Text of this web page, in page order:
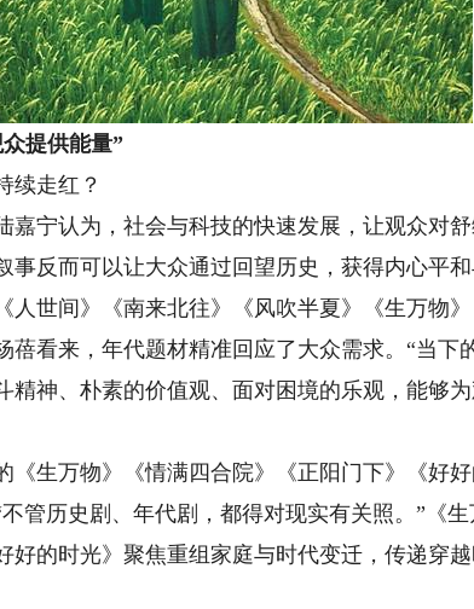
提供能量”
走红？
宁认为，社会与科技的快速发展，让观众对舒
事反而可以让大众通过回望历史，获得内心平和
世间》《南来北往》《风吹半夏》《生万物》
蓓看来，年代题材精准回应了大众需求。“当下
精神、朴素的价值观、面对困境的乐观，能够
生万物》《情满四合院》《正阳门下》《好好
管历史剧、年代剧，都得对现实有关照。”《
好的时光》聚焦重组家庭与时代变迁，传递穿